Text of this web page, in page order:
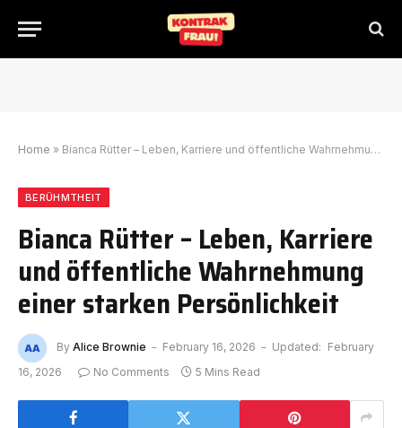
Home » Bianca Rütter – Leben, Karriere und öffentliche Wahrnehmung einer starken Persönlichkeit
BERÜHMTHEIT
Bianca Rütter – Leben, Karriere
und öffentliche Wahrnehmung
einer starken Persönlichkeit
By Alice Brownie February 16, 2026 Updated: February
16, 2026
No Comments 5 Mins Read